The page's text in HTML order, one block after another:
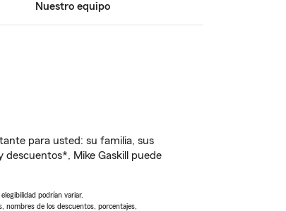
Nuestro equipo
para usted: su familia, sus
descuentos*, Mike Gaskill puede
podrían variar.
nombres de los descuentos, porcentajes,